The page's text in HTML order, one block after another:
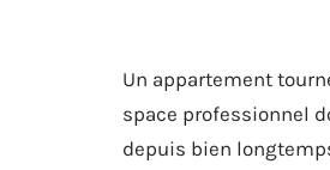
Un appartement
space professionnel
depuis bien